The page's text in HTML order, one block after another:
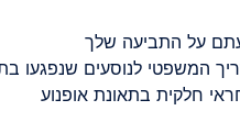
על התביעה שלך
המשפטי לנוסעים שנפגעו
חלקית בתאונת אופנוע